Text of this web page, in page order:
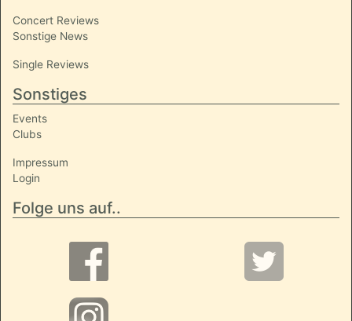
Concert Reviews
Sonstige News
Single Reviews
Sonstiges
Events
Clubs
Impressum
Login
Folge uns auf..